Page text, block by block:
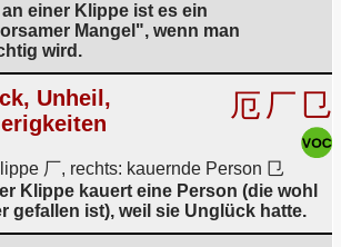
einer Klippe ist es ein
Mangel", wenn man
wird.
Unheil,
厄 厂 㔾
厂, rechts: kauernde Person 㔾
Klippe kauert eine Person (die wohl
gefallen ist), weil sie Unglück hatte.